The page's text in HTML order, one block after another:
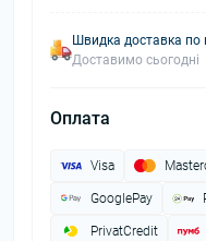
Швидка доставка по
Доставимо сьогодні
Оплата
Visa
GooglePay
PrivatCredit